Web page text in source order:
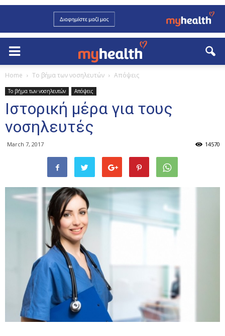
Home Το βήμα των νοσηλευτών Απόψεις
Το βήμα των νοσηλευτών Απόψεις
Ιστορική μέρα για τους
νοσηλευτές
March 7, 2017 14570